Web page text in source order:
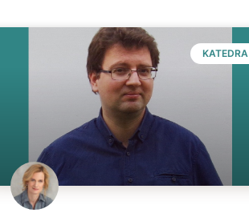
KATEDRA